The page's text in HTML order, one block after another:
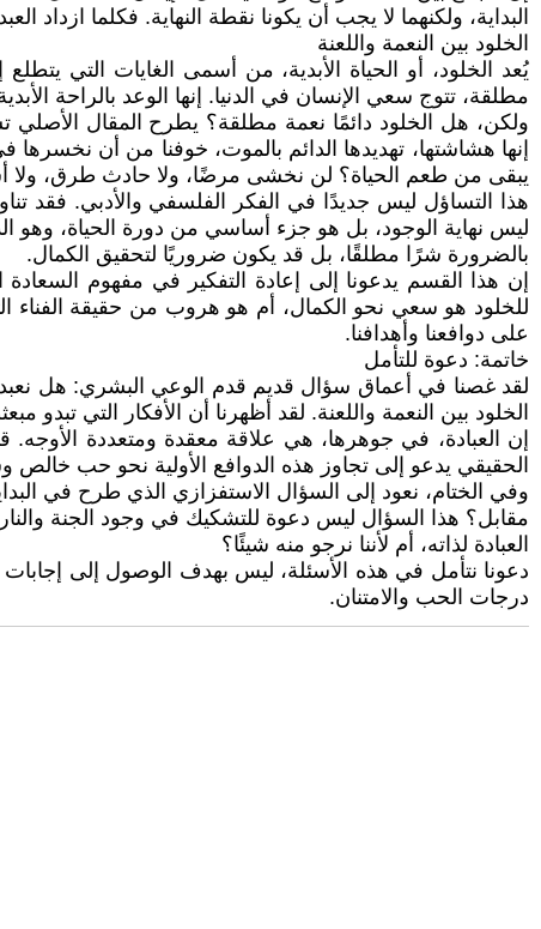
البداية، ولكنهما لا يجب أن يكونا نقطة النهاية. فكلما
الخلود بين النعمة واللعنة
يُعد الخلود، أو الحياة الأبدية، من أسمى الغايات التي
مطلقة، تتوج سعي الإنسان في الدنيا. إنها الوعد بالراحة
ولكن، هل الخلود دائمًا نعمة مطلقة؟ يطرح المقال الأصلي
إنها هشاشتها، تهديدها الدائم بالموت، خوفنا من أن
يبقى من طعم الحياة؟ لن نخشى مرضًا، ولا حادث طرق، ولا
هذا التساؤل ليس جديدًا في الفكر الفلسفي والأدبي. فقد
ليس نهاية الوجود، بل هو جزء أساسي من دورة الحياة، وهو
بالضرورة شرًا مطلقًا، بل قد يكون ضروريًا لتحقيق الكمال.
إن هذا القسم يدعونا إلى إعادة التفكير في مفهوم
للخلود هو سعي نحو الكمال، أم هو هروب من حقيقة الفناء
على دوافعنا وأهدافنا.
خاتمة: دعوة للتأمل
لقد غصنا في أعماق سؤال قديم قدم الوعي البشري: هل نعبد
الخلود بين النعمة واللعنة. لقد أظهرنا أن الأفكار التي تبدو
إن العبادة، في جوهرها، هي علاقة معقدة ومتعددة
الحقيقي يدعو إلى تجاوز هذه الدوافع الأولية نحو حب
وفي الختام، نعود إلى السؤال الاستفزازي الذي طرح في
مقابل؟ هذا السؤال ليس دعوة للتشكيك في وجود الجنة
العبادة لذاته، أم لأننا نرجو منه شيئًا؟
دعونا نتأمل في هذه الأسئلة، ليس بهدف الوصول إلى إجابات
درجات الحب والامتنان.